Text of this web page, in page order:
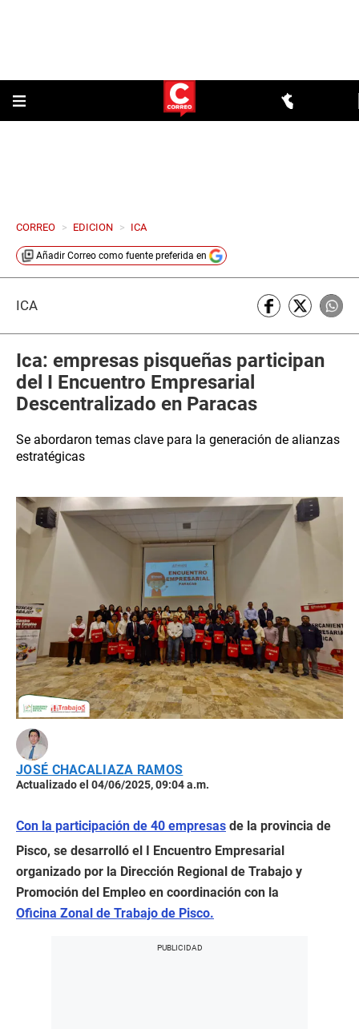
CORREO > EDICION > ICA
Añadir Correo como fuente preferida en
ICA
Ica: empresas pisqueñas participan
del I Encuentro Empresarial
Descentralizado en Paracas
Se abordaron temas clave para la generación de alianzas
estratégicas
JOSÉ CHACALIAZA RAMOS
Actualizado el 04/06/2025, 09:04 a.m.
Con la participación de 40 empresas de la provincia de
Pisco, se desarrolló el I Encuentro Empresarial
organizado por la Dirección Regional de Trabajo y
Promoción del Empleo en coordinación con la
Oficina Zonal de Trabajo de Pisco.